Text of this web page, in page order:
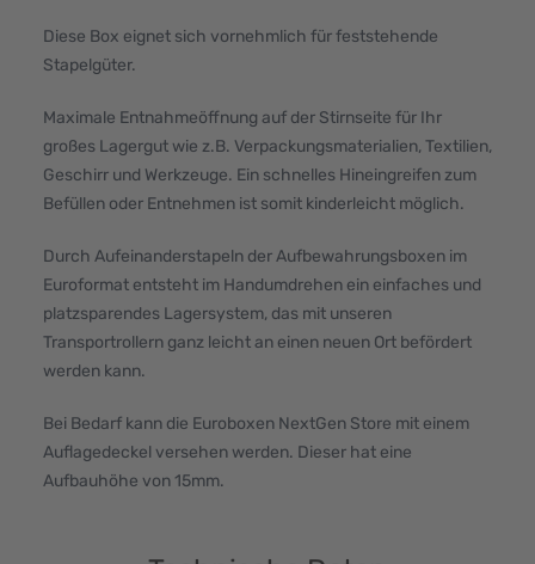
Diese Box eignet sich vornehmlich für feststehende
Stapelgüter.
Maximale Entnahmeöffnung auf der Stirnseite für Ihr
großes Lagergut wie z.B. Verpackungsmaterialien, Textilien,
Geschirr und Werkzeuge. Ein schnelles Hineingreifen zum
Befüllen oder Entnehmen ist somit kinderleicht möglich.
Durch Aufeinanderstapeln der Aufbewahrungsboxen im
Euroformat entsteht im Handumdrehen ein einfaches und
platzsparendes Lagersystem, das mit unseren
Transportrollern ganz leicht an einen neuen Ort befördert
werden kann.
Bei Bedarf kann die Euroboxen NextGen Store mit einem
Auflagedeckel versehen werden. Dieser hat eine
Aufbauhöhe von 15mm.